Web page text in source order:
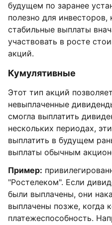
будущем по заранее
полезно для инвесторов,
стабильные выплаты
участвовать в росте
акций.
Кумулятивные
Этот тип акций
невыплаченные
смогла выплатить
нескольких периодах,
выплатить в будущем
выплаты обычным
Пример:
"Ростелеком". Если
были выплачены, они
выплачены позже, когда
платежеспособность.